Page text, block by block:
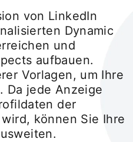
von LinkedIn
Dynamic
und
aufbauen.
Vorlagen, um Ihre
Da jede Anzeige
der
können Sie Ihre